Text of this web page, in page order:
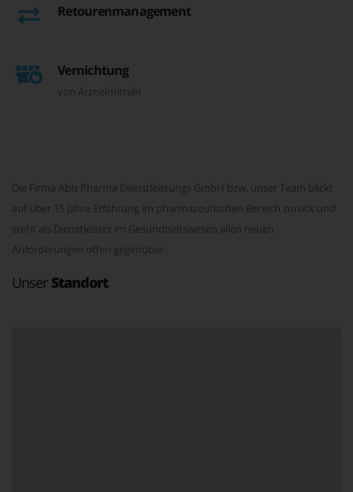
Retourenmanagement
Vernichtung
von Arzneimitteln
Die Firma Abis Pharma Dienstleistungs GmbH bzw. unser Team blickt
auf über 15 Jahre Erfahrung im pharmazeutischen Bereich zurück und
steht als Dienstleister im Gesundheitswesen allen neuen
Anforderungen offen gegenüber.
Unser Standort